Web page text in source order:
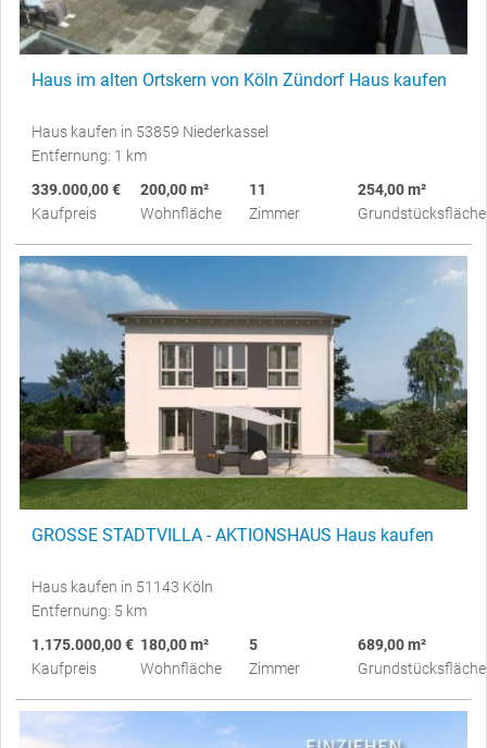
Haus im alten Ortskern von Köln Zündorf Haus kaufen
Haus kaufen in 53859 Niederkassel
Entfernung: 1 km
339.000,00 €
Kaufpreis
200,00 m²
Wohnfläche
11
Zimmer
254,00 m²
Grundstücksfläche
GROSSE STADTVILLA - AKTIONSHAUS Haus kaufen
Haus kaufen in 51143 Köln
Entfernung: 5 km
1.175.000,00 €
Kaufpreis
180,00 m²
Wohnfläche
5
Zimmer
689,00 m²
Grundstücksfläche